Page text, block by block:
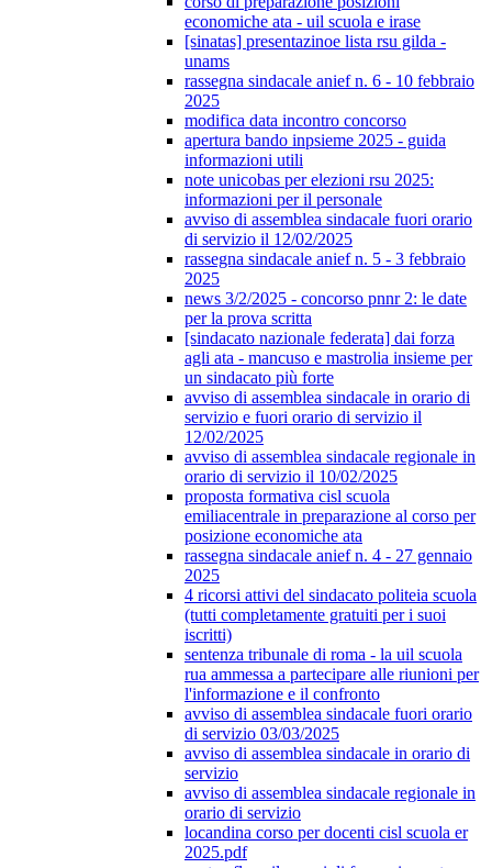
economiche ata - uil scuola e irase
[sinatas] presentazinoe lista rsu gilda -
unams
rassegna sindacale anief n. 6 - 10 febbraio
2025
modifica data incontro concorso
apertura bando inpsieme 2025 - guida
informazioni utili
note unicobas per elezioni rsu 2025:
informazioni per il personale
avviso di assemblea sindacale fuori orario
di servizio il 12/02/2025
rassegna sindacale anief n. 5 - 3 febbraio
2025
news 3/2/2025 - concorso pnnr 2: le date
per la prova scritta
[sindacato nazionale federata] dai forza
agli ata - mancuso e mastrolia insieme per
un sindacato più forte
avviso di assemblea sindacale in orario di
servizio e fuori orario di servizio il
12/02/2025
avviso di assemblea sindacale regionale in
orario di servizio il 10/02/2025
proposta formativa cisl scuola
emiliacentrale in preparazione al corso per
posizione economiche ata
rassegna sindacale anief n. 4 - 27 gennaio
2025
4 ricorsi attivi del sindacato politeia scuola
(tutti completamente gratuiti per i suoi
iscritti)
sentenza tribunale di roma - la uil scuola
rua ammessa a partecipare alle riunioni per
l'informazione e il confronto
avviso di assemblea sindacale fuori orario
di servizio 03/03/2025
avviso di assemblea sindacale in orario di
servizio
avviso di assemblea sindacale regionale in
orario di servizio
locandina corso per docenti cisl scuola er
2025.pdf